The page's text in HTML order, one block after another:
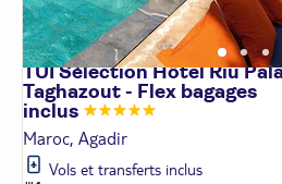
TUI Sélection Hôtel Riu
Taghazout - Flex bagages
inclus
Maroc, Agadir
Vols et transferts inclus